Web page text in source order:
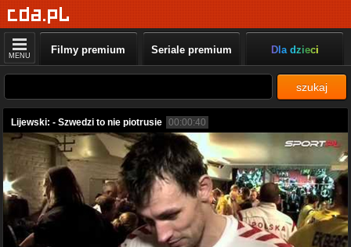
MENU Filmy premium Seriale premium Dla dzieci
szukaj
Lijewski: - Szwedzi to nie piotrusie 00:00:40